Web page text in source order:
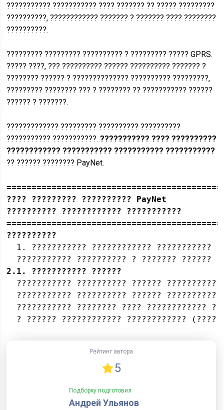
??????????? ??????????? ???? ??????? ?? ????? ?????????
??????????, ???????????? ??????? ? ??????? ???? ????????
??????????.
????????? ????????? ?????????? ? ????????? ????? GPRS.
????? ????, ??? ?????????? ?????? ?????????? ??????? ?
???????? ?????? ? ?????????????? ?????????? ?????????,
????????? ???????? ??? ? ???????? ?? ??????????? ??????
?????? ? ???????.
????????????? ????????? ?????????? ??????????
??????????? ???????????.??????????? ???? ??????????
???????????? ??????????? ??????????? ???????????
?? ?????? ???????? PayNet.
???? ????????? ?????????? PayNet
?????????? ???????????? ???????????
??????????
1. ??????????? ???????????? ???????????
??????????? ?????????? ? ??????? ??????
2.1. ??????????? ??????
??????????? ?????????? ??????
??????????? ?????????? ??????
??????????? ???????? ???? ????????????
? ?????? ???????????? ????????????
Рейтинг автора
5
Подборку подготовил
Андрей Ульянов